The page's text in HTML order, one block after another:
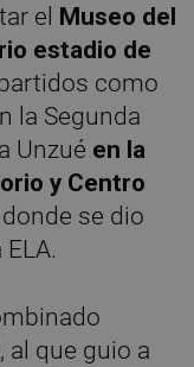
el Museo del
estadio de
como
la Segunda
Unzué en la
y Centro
donde se dio
que guio a